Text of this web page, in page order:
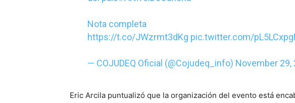
Nota completa
https://t.co/JWzrmt3dKg pic.twitter.com/
— COJUDEQ Oficial (@Cojudeq_info) November 29,
Eric Arcila puntualizó que la organización del evento está